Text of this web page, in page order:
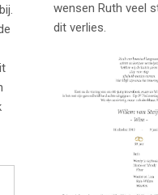
wensen Ruth veel
dit verlies.